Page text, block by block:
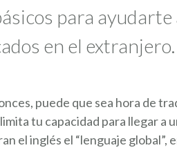
para
en el extranjero.
puede que sea hora de
tu capacidad para llegar
el inglés el “lenguaje